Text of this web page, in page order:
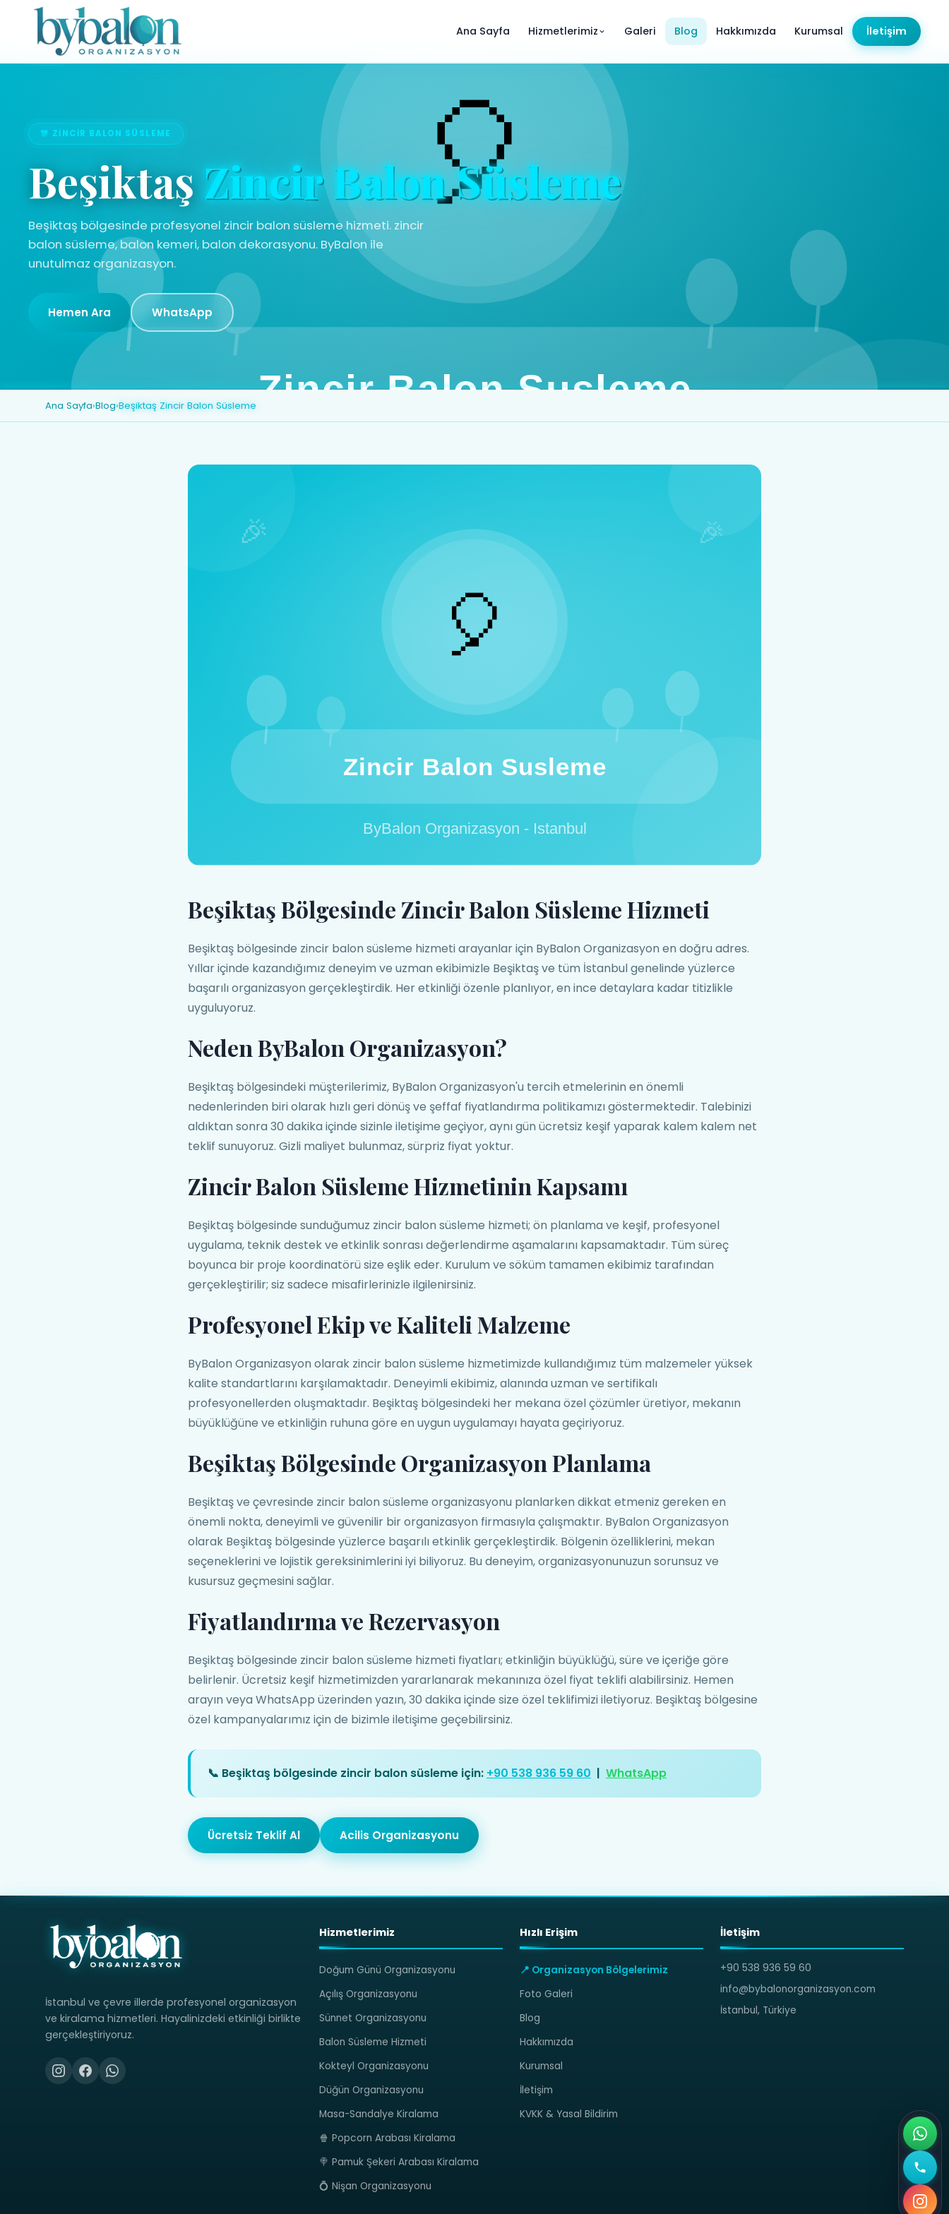
Ana Sayfa Hizmetlerimiz Galeri Blog Hakkımızda Kurumsal İletişim
🎊 ZINCIR BALON SÜSLEME
BeşiktaşZincir Balon Süsleme
Beşiktaş bölgesinde profesyonel zincir balon süsleme hizmeti. zincir
balon süsleme, balon kemeri, balon dekorasyonu. ByBalon ile
unutulmaz organizasyon.
Hemen Ara WhatsApp
Ana Sayfa›Blog›Beşiktaş Zincir Balon Süsleme
Beşiktaş Bölgesinde Zincir Balon Süsleme Hizmeti
Beşiktaş bölgesinde zincir balon süsleme hizmeti arayanlar için ByBalon Organizasyon en doğru adres.
Yıllar içinde kazandığımız deneyim ve uzman ekibimizle Beşiktaş ve tüm İstanbul genelinde yüzlerce
başarılı organizasyon gerçekleştirdik. Her etkinliği özenle planlıyor, en ince detaylara kadar titizlikle
uyguluyoruz.
Neden ByBalon Organizasyon?
Beşiktaş bölgesindeki müşterilerimiz, ByBalon Organizasyon'u tercih etmelerinin en önemli
nedenlerinden biri olarak hızlı geri dönüş ve şeffaf fiyatlandırma politikamızı göstermektedir. Talebinizi
aldıktan sonra 30 dakika içinde sizinle iletişime geçiyor, aynı gün ücretsiz keşif yaparak kalem kalem net
teklif sunuyoruz. Gizli maliyet bulunmaz, sürpriz fiyat yoktur.
Zincir Balon Süsleme Hizmetinin Kapsamı
Beşiktaş bölgesinde sunduğumuz zincir balon süsleme hizmeti; ön planlama ve keşif, profesyonel
uygulama, teknik destek ve etkinlik sonrası değerlendirme aşamalarını kapsamaktadır. Tüm süreç
boyunca bir proje koordinatörü size eşlik eder. Kurulum ve söküm tamamen ekibimiz tarafından
gerçekleştirilir; siz sadece misafirlerinizle ilgilenirsiniz.
Profesyonel Ekip ve Kaliteli Malzeme
ByBalon Organizasyon olarak zincir balon süsleme hizmetimizde kullandığımız tüm malzemeler yüksek
kalite standartlarını karşılamaktadır. Deneyimli ekibimiz, alanında uzman ve sertifikalı
profesyonellerden oluşmaktadır. Beşiktaş bölgesindeki her mekana özel çözümler üretiyor, mekanın
büyüklüğüne ve etkinliğin ruhuna göre en uygun uygulamayı hayata geçiriyoruz.
Beşiktaş Bölgesinde Organizasyon Planlama
Beşiktaş ve çevresinde zincir balon süsleme organizasyonu planlarken dikkat etmeniz gereken en
önemli nokta, deneyimli ve güvenilir bir organizasyon firmasıyla çalışmaktır. ByBalon Organizasyon
olarak Beşiktaş bölgesinde yüzlerce başarılı etkinlik gerçekleştirdik. Bölgenin özelliklerini, mekan
seçeneklerini ve lojistik gereksinimlerini iyi biliyoruz. Bu deneyim, organizasyonunuzun sorunsuz ve
kusursuz geçmesini sağlar.
Fiyatlandırma ve Rezervasyon
Beşiktaş bölgesinde zincir balon süsleme hizmeti fiyatları; etkinliğin büyüklüğü, süre ve içeriğe göre
belirlenir. Ücretsiz keşif hizmetimizden yararlanarak mekanınıza özel fiyat teklifi alabilirsiniz. Hemen
arayın veya WhatsApp üzerinden yazın, 30 dakika içinde size özel teklifimizi iletiyoruz. Beşiktaş bölgesine
özel kampanyalarımız için de bizimle iletişime geçebilirsiniz.
📞 Beşiktaş bölgesinde zincir balon süsleme için: +90 538 936 59 60 | WhatsApp
Ücretsiz Teklif Al Acilis Organizasyonu
İstanbul ve çevre illerde profesyonel organizasyon
ve kiralama hizmetleri. Hayalinizdeki etkinliği birlikte
gerçekleştiriyoruz.
Hizmetlerimiz
Doğum Günü Organizasyonu
Açılış Organizasyonu
Sünnet Organizasyonu
Balon Süsleme Hizmeti
Kokteyl Organizasyonu
Düğün Organizasyonu
Masa-Sandalye Kiralama
🍿 Popcorn Arabası Kiralama
🍭 Pamuk Şekeri Arabası Kiralama
💍 Nişan Organizasyonu
Hızlı Erişim
📍 Organizasyon Bölgelerimiz
Foto Galeri
Blog
Hakkımızda
Kurumsal
İletişim
KVKK & Yasal Bildirim
İletişim
+90 538 936 59 60
info@bybalonorganizasyon.com
İstanbul, Türkiye